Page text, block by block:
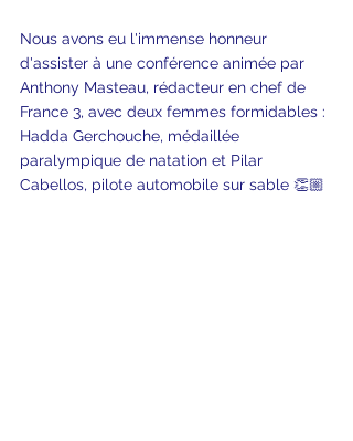
Nous avons eu l'immense honneur
d'assister à une conférence animée par
Anthony Masteau, rédacteur en chef de
France 3, avec deux femmes formidables :
Hadda Gerchouche, médaillée
paralympique de natation et Pilar
Cabellos, pilote automobile sur sable 👏🏼